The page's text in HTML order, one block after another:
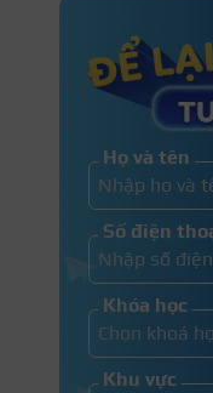
Họ và tên
Số điện
Khóa học
Khu vực